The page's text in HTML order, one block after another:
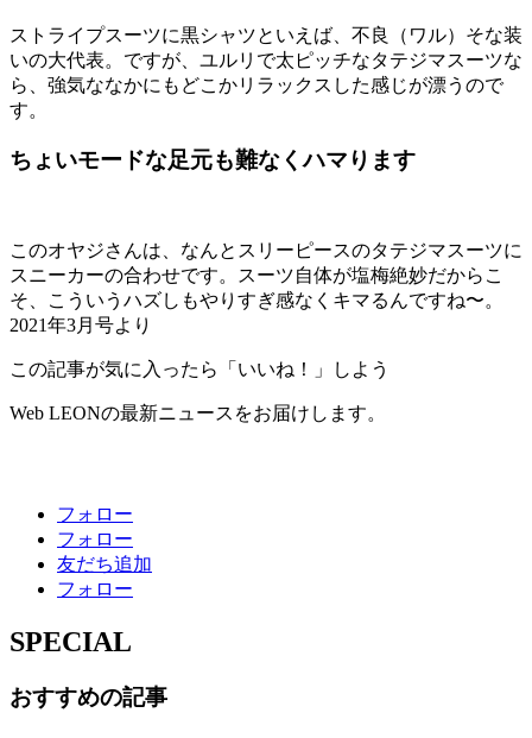
ストライプスーツに黒シャツといえば、不良（ワル）そな装
いの大代表。ですが、ユルリで太ピッチなタテジマスーツな
ら、強気ななかにもどこかリラックスした感じが漂うので
す。
ちょいモードな足元も難なくハマります
このオヤジさんは、なんとスリーピースのタテジマスーツに
スニーカーの合わせです。スーツ自体が塩梅絶妙だからこ
そ、こういうハズしもやりすぎ感なくキマるんですね〜。
2021年3月号より
この記事が気に入ったら「いいね！」しよう
Web LEONの最新ニュースをお届けします。
フォロー
フォロー
友だち追加
フォロー
SPECIAL
おすすめの記事